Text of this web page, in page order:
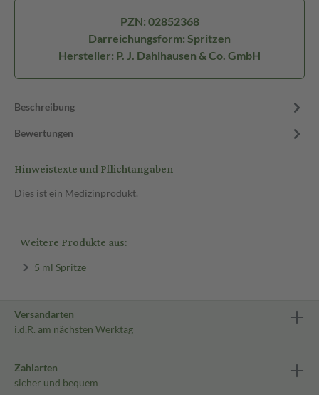
PZN: 02852368
Darreichungsform: Spritzen
Hersteller: P. J. Dahlhausen & Co. GmbH
Beschreibung
Bewertungen
Hinweistexte und Pflichtangaben
Dies ist ein Medizinprodukt.
Weitere Produkte aus:
5 ml Spritze
Versandarten
i.d.R. am nächsten Werktag
Zahlarten
sicher und bequem